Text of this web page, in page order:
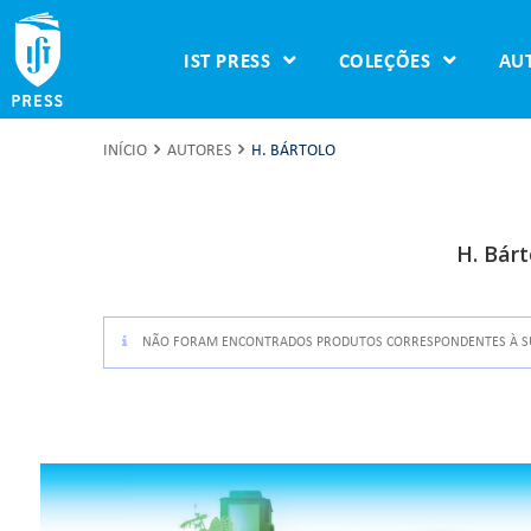
IST PRESS COLEÇÕES
INÍCIO AUTORES H. BÁRTOLO
H.
NÃO FORAM ENCONTRADOS PRODUTOS CORRESPONDENTES À